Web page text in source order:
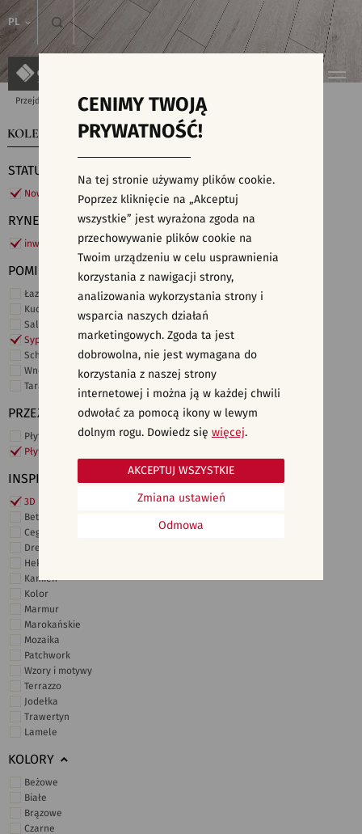
PL
Przejdź do strony głównej Kolekcje
KOLEKCJE WYSZUKIWARKA PŁYTEK
STATUS
Nowości
RYNEK
inwestycje
POMIESZCZENIE
Łazienka
Kuchnia
Salon i hol
Sypialnia
Schody
Wnętrza komercyjne
Taras i ogród
PRZEZNACZENIE
Płytki ścienne
Płytki podłogowe
INSPIRACJE
3D i struktury
Beton
Cegiełki
Drewno
Heksagonalne
Kamień
Kolor
Marmur
Marokańskie
Mozaika
Patchwork
Wzory i motywy
Terrazzo
Jodełka
Trawertyn
Lamele
KOLORY
Beżowe
Białe
Brązowe
Czarne
CENIMY TWOJĄ
PRYWATNOŚĆ!
Na tej stronie używamy plików cookie.
Poprzez kliknięcie na „Akceptuj
wszystkie” jest wyrażona zgoda na
przechowywanie plików cookie na
Twoim urządzeniu w celu usprawnienia
korzystania z nawigacji strony,
analizowania wykorzystania strony i
wsparcia naszych działań
marketingowych. Zgoda ta jest
dobrowolna, nie jest wymagana do
korzystania z naszej strony
internetowej i można ją w każdej chwili
odwołać za pomocą ikony w lewym
dolnym rogu. Dowiedz się więcej.
Odmowa
Zmiana ustawień
AKCEPTUJ WSZYSTKIE